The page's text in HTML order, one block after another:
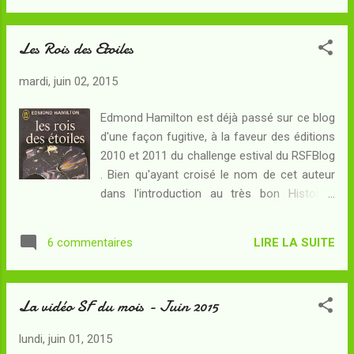
guérit de ses blessures à une vitesse
travers les ténèbres les plus impénétrables :
être fort utiles dans l'exécution de sa
toujours dans la nature... et pour mettre la
main sur cet instrument qui pourrait bien
déclencher une guerre, Théo devra se
confronter à un épouvantable ennemi.
Lequel pourrait bien ne pas être sans lien
fragile Théo Sinclair, et place au Nyctalope
Les Rois des Etoiles
mardi, juin 02, 2015
Edmond Hamilton est déjà passé sur ce blog
d'une façon fugitive, à la faveur des éditions
2010 et 2011 du challenge estival du RSFBlog
. Bien qu'ayant croisé le nom de cet auteur
dans l'introduction au très bon Histoires
partant du principe qu'il n'est jamais trop tard
pour bien faire, une petite visite chez mon
procurer Les Rois des Etoiles et sa suite qui
commencée, à cette heure... Résumé : John
6 commentaires LIRE LA SUITE
La vidéo SF du mois - Juin 2015
lundi, juin 01, 2015